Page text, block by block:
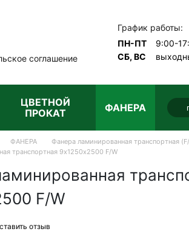
соглашение
График работы:
ПН-ПТ
9:00-
СБ, ВС
ЦВЕТНОЙ
ПРОКАТ
ФАНЕРА
ФАНЕРА
Фанера ламинированная транспортная
транспортная 9х1250х2500 F/W
F/W
отзыв